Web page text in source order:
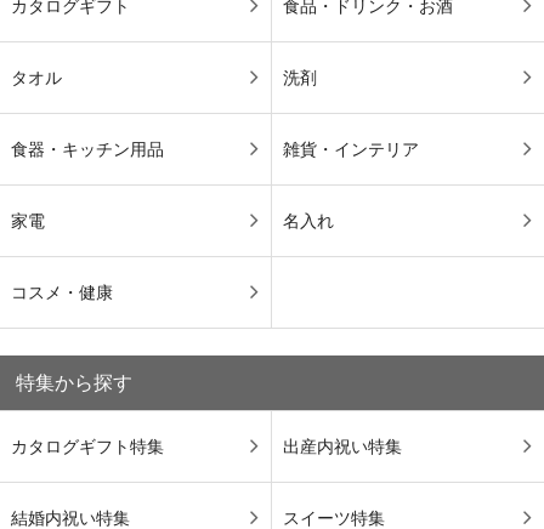
カタログギフト 食品・ドリンク・お酒
タオル 洗剤
食器・キッチン用品 雑貨・インテリア
家電 名入れ
コスメ・健康
特集から探す
カタログギフト特集 出産内祝い特集
結婚内祝い特集 スイーツ特集